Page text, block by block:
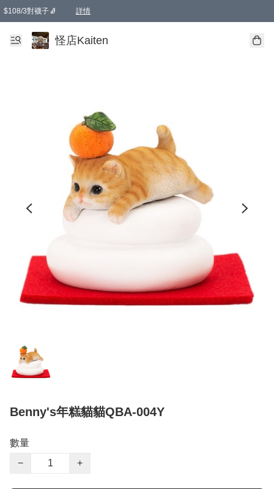
$108/3對襪子🧦 詳情
卡通傘☂️2把8折
購物滿 HKD 650.00即享免運費優惠！（適用於 本地送貨、本地取貨 )
怪店Kaiten
Benny's年糕貓貓QBA-004Y
數量
−
+